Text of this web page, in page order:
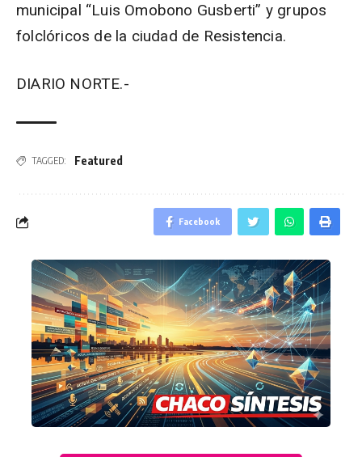
municipal “Luis Omobono Gusberti” y grupos
folclóricos de la ciudad de Resistencia.
DIARIO NORTE.-
TAGGED: Featured
Facebook